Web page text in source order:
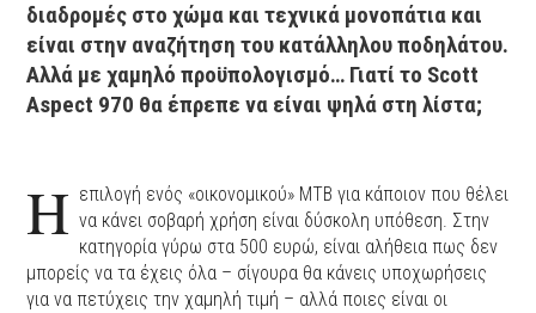
διαδρομές στο χώμα και τεχνικά μονοπάτια και
είναι στην αναζήτηση του κατάλληλου ποδηλάτου.
Αλλά με χαμηλό προϋπολογισμό… Γιατί το Scott
Aspect 970 θα έπρεπε να είναι ψηλά στη λίστα;
Η επιλογή ενός «οικονομικού» ΜΤΒ για κάποιον που θέλει
να κάνει σοβαρή χρήση είναι δύσκολη υπόθεση. Στην
κατηγορία γύρω στα 500 ευρώ, είναι αλήθεια πως δεν
μπορείς να τα έχεις όλα – σίγουρα θα κάνεις υποχωρήσεις
για να πετύχεις την χαμηλή τιμή – αλλά ποιες είναι οι